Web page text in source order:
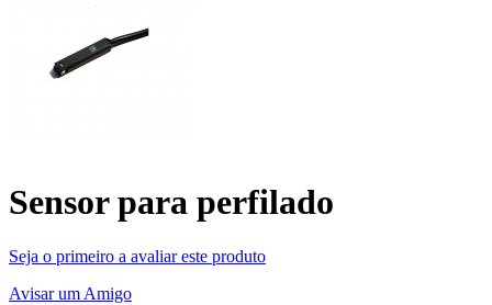
Sensor para perfilado
Seja o primeiro a avaliar este produto
Avisar um Amigo